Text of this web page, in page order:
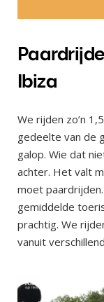
Ibiza
We rijden zo’n
gedeelte van de
galop. Wie dat
achter. Het valt
moet
gemiddelde
prachtig. We
vanuit